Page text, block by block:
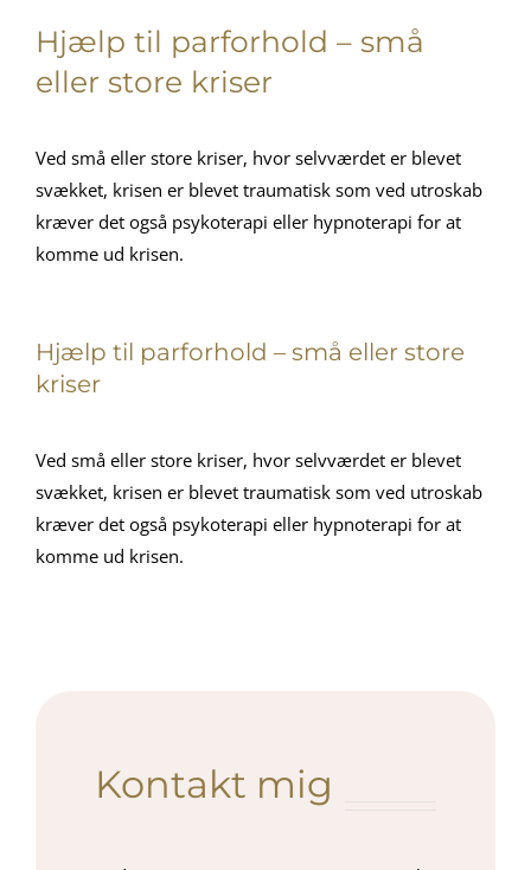
Hjælp til parforhold – små
eller store kriser
Ved små eller store kriser, hvor selvværdet er blevet
svækket, krisen er blevet traumatisk som ved utroskab
kræver det også psykoterapi eller hypnoterapi for at
komme ud krisen.
Hjælp til parforhold – små eller store
kriser
Ved små eller store kriser, hvor selvværdet er blevet
svækket, krisen er blevet traumatisk som ved utroskab
kræver det også psykoterapi eller hypnoterapi for at
komme ud krisen.
Kontakt mig